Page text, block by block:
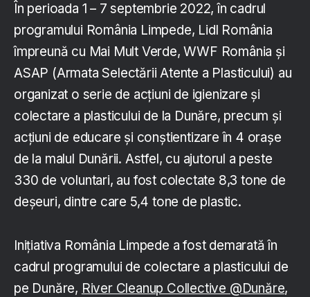
În perioada 1 – 7 septembrie 2022, în cadrul
programului România Limpede, Lidl România
împreună cu Mai Mult Verde, WWF România și
ASAP (Armata Selectării Atente a Plasticului) au
organizat o serie de acțiuni de igienizare și
colectare a plasticului de la Dunăre, precum și
acțiuni de educare și conștientizare în 4 orașe
de la malul Dunării. Astfel, cu ajutorul a peste
330 de voluntari, au fost colectate 8,3 tone de
deșeuri, dintre care 5,4 tone de plastic.
Inițiativa România Limpede a fost demarată în
cadrul programului de colectare a plasticului de
pe Dunăre, River Cleanup Collective @Dunăre,